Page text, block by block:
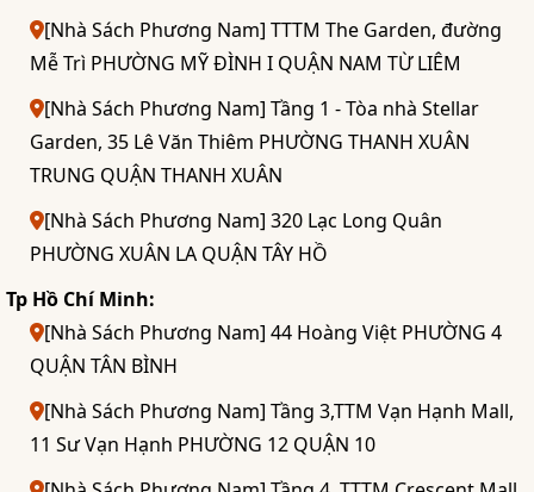
[Nhà Sách Phương Nam] TTTM The Garden, đường
Mễ Trì PHƯỜNG MỸ ĐÌNH I QUẬN NAM TỪ LIÊM
[Nhà Sách Phương Nam] Tầng 1 - Tòa nhà Stellar
Garden, 35 Lê Văn Thiêm PHƯỜNG THANH XUÂN
TRUNG QUẬN THANH XUÂN
[Nhà Sách Phương Nam] 320 Lạc Long Quân
PHƯỜNG XUÂN LA QUẬN TÂY HỒ
Tp Hồ Chí Minh:
[Nhà Sách Phương Nam] 44 Hoàng Việt PHƯỜNG 4
QUẬN TÂN BÌNH
[Nhà Sách Phương Nam] Tầng 3,TTM Vạn Hạnh Mall,
11 Sư Vạn Hạnh PHƯỜNG 12 QUẬN 10